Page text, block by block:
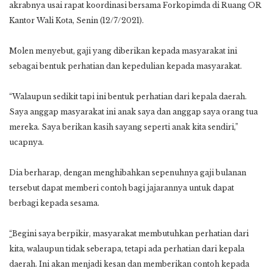
akrabnya usai rapat koordinasi bersama Forkopimda di Ruang OR
Kantor Wali Kota, Senin (12/7/2021).
Molen menyebut, gaji yang diberikan kepada masyarakat ini
sebagai bentuk perhatian dan kepedulian kepada masyarakat.
“Walaupun sedikit tapi ini bentuk perhatian dari kepala daerah.
Saya anggap masyarakat ini anak saya dan anggap saya orang tua
mereka. Saya berikan kasih sayang seperti anak kita sendiri,”
ucapnya.
Dia berharap, dengan menghibahkan sepenuhnya gaji bulanan
tersebut dapat memberi contoh bagi jajarannya untuk dapat
berbagi kepada sesama.
“Begini saya berpikir, masyarakat membutuhkan perhatian dari
kita, walaupun tidak seberapa, tetapi ada perhatian dari kepala
daerah. Ini akan menjadi kesan dan memberikan contoh kepada